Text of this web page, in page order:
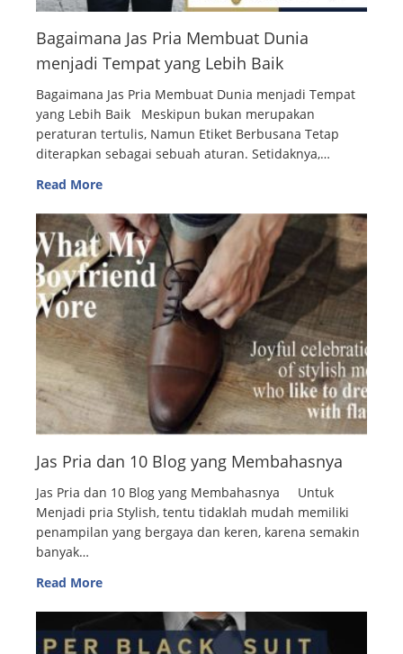
Bagaimana Jas Pria Membuat Dunia
menjadi Tempat yang Lebih Baik
Bagaimana Jas Pria Membuat Dunia menjadi Tempat
yang Lebih Baik Meskipun bukan merupakan
peraturan tertulis, Namun Etiket Berbusana Tetap
diterapkan sebagai sebuah aturan. Setidaknya,…
Read More
Jas Pria dan 10 Blog yang Membahasnya
Jas Pria dan 10 Blog yang Membahasnya Untuk
Menjadi pria Stylish, tentu tidaklah mudah memiliki
penampilan yang bergaya dan keren, karena semakin
banyak…
Read More